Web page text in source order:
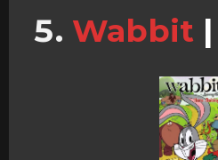
Wabbit |